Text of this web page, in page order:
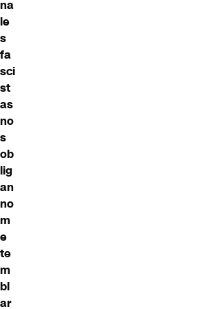
na
le
s
fa
sci
st
as
no
s
ob
lig
an
no
m
e
te
m
bl
ar